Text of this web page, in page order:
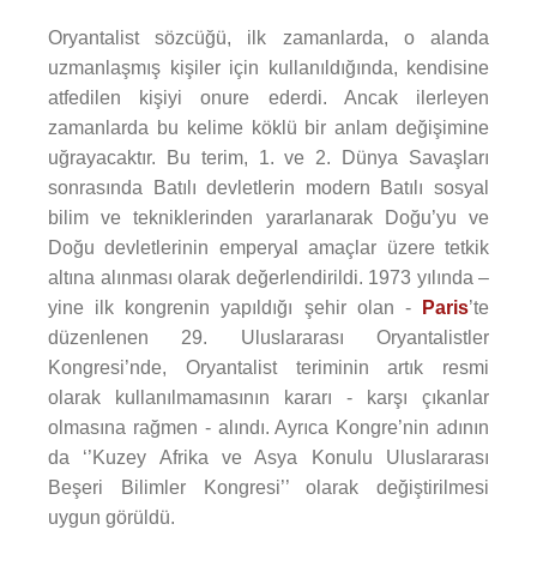
Oryantalist sözcüğü, ilk zamanlarda, o alanda
uzmanlaşmış kişiler için kullanıldığında, kendisine
atfedilen kişiyi onure ederdi. Ancak ilerleyen
zamanlarda bu kelime köklü bir anlam değişimine
uğrayacaktır. Bu terim, 1. ve 2. Dünya Savaşları
sonrasında Batılı devletlerin modern Batılı sosyal
bilim ve tekniklerinden yararlanarak Doğu’yu ve
Doğu devletlerinin emperyal amaçlar üzere tetkik
altına alınması olarak değerlendirildi. 1973 yılında –
yine ilk kongrenin yapıldığı şehir olan -
Paris’te
düzenlenen 29. Uluslararası Oryantalistler
Kongresi’nde, Oryantalist teriminin artık resmi
olarak kullanılmamasının kararı - karşı çıkanlar
olmasına rağmen - alındı. Ayrıca Kongre’nin adının
da ‘’Kuzey Afrika ve Asya Konulu Uluslararası
Beşeri Bilimler Kongresi’’ olarak değiştirilmesi
uygun görüldü.